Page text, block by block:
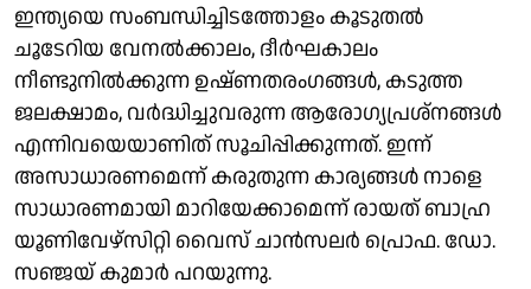
ഇന്ത്യയെ സംബന്ധിച്ചിടത്തോളം കൂടുതൽ
ചൂടേറിയ വേനൽക്കാലം, ദീർഘകാലം
നീണ്ടുനിൽക്കുന്ന ഉഷ്ണതരംഗങ്ങൾ, കടുത്ത
ജലക്ഷാമം, വർദ്ധിച്ചുവരുന്ന ആരോഗ്യപ്രശ്നങ്ങൾ
എന്നിവയെയാണിത് സൂചിപ്പിക്കുന്നത്. ഇന്ന്
അസാധാരണമെന്ന് കരുതുന്ന കാര്യങ്ങൾ നാളെ
സാധാരണമായി മാറിയേക്കാമെന്ന് രായത് ബാഹ്ര
യൂണിവേഴ്സിറ്റി വൈസ് ചാൻസലർ പ്രൊഫ. ഡോ.
സഞ്ജയ് കുമാർ പറയുന്നു.